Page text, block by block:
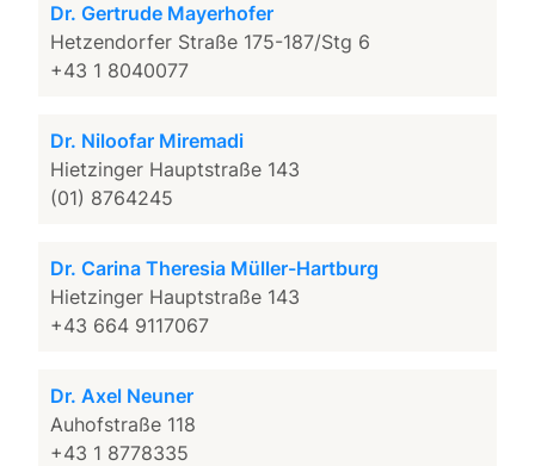
Dr. Gertrude Mayerhofer
Hetzendorfer Straße 175-187/Stg 6
+43 1 8040077
Dr. Niloofar Miremadi
Hietzinger Hauptstraße 143
(01) 8764245
Dr. Carina Theresia Müller-Hartburg
Hietzinger Hauptstraße 143
+43 664 9117067
Dr. Axel Neuner
Auhofstraße 118
+43 1 8778335